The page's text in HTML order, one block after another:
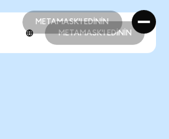
METAMASK'I EDİNİN
METAMASK'I EDİNİN
METAMASK'I EDİNİN